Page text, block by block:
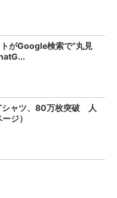
がGoogle検索で“丸見
シャツ、80万枚突破 人
ジ）